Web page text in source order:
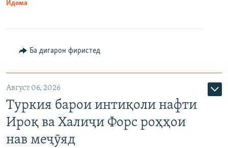
Идома
Ба дигарон фиристед
Август 06, 2026
Туркия барои интиқоли нафти
Ироқ ва Халиҷи Форс роҳҳои
нав меҷӯяд